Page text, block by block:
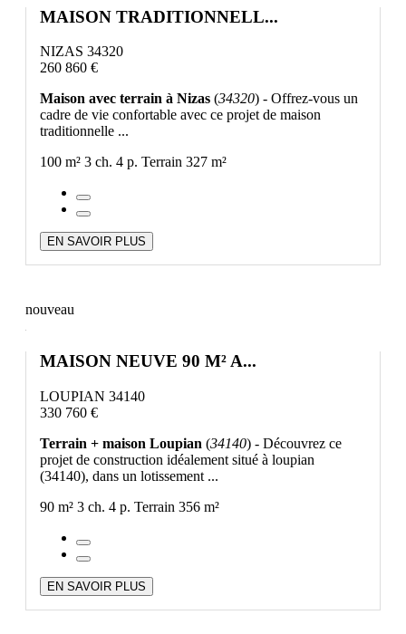
MAISON TRADITIONNELL...
NIZAS 34320
260 860 €
Maison avec terrain à Nizas (34320) - Offrez-vous un
cadre de vie confortable avec ce projet de maison
traditionnelle ...
100 m² 3 ch. 4 p. Terrain 327 m²
EN SAVOIR PLUS
nouveau
MAISON NEUVE 90 M² A...
LOUPIAN 34140
330 760 €
Terrain + maison Loupian (34140) - Découvrez ce
projet de construction idéalement situé à loupian
(34140), dans un lotissement ...
90 m² 3 ch. 4 p. Terrain 356 m²
EN SAVOIR PLUS